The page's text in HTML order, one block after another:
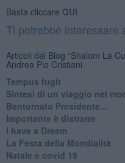
Basta cliccare QUI
Ti potrebbe interessare
Articoli dal Blog “Shalom La
Andrea Pio Cristiani
​Tempus fugit
​Sintesi di un viaggio nel
Bentornato Presidente...
Importante è distrarre
​I have a Dream
La Festa della Mondialità
Natale e covid 19